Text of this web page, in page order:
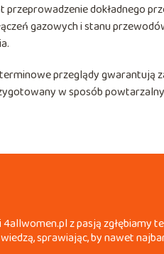
przeprowadzenie dokładnego
gazowych i stanu
przeglądy gwarantują
w sposób
4allwomen.pl z pasją zgłębiamy
sprawiając, by nawet